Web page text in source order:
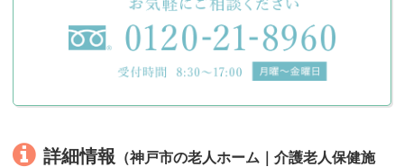
詳細情報 （神戸市の老人ホーム｜介護老人保健施